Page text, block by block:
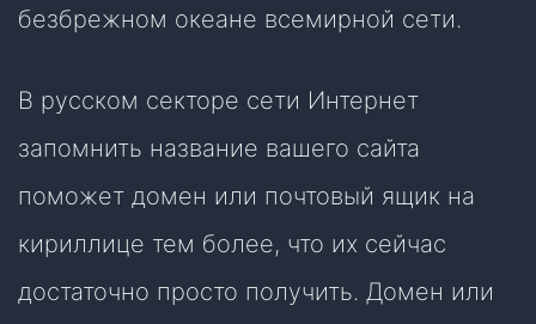
безбрежном океане всемирной сети.
В русском секторе сети Интернет
запомнить название вашего сайта
поможет домен или почтовый ящик на
кириллице тем более, что их сейчас
достаточно просто получить. Домен или